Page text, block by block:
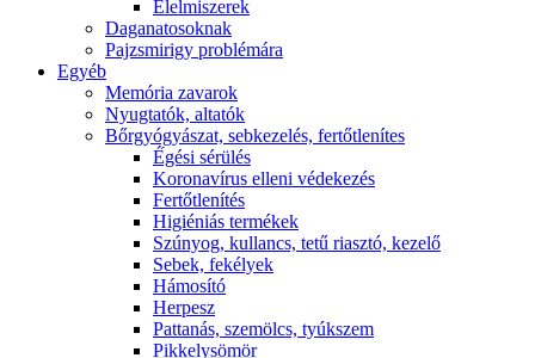
É́lelmiszerek
Daganatosoknak
Pajzsmirigy problémára
Egyéb
Memória zavarok
Nyugtatók, altatók
Bőrgyógyászat, sebkezelés, fertőtlenítes
É́gési sérülés
Koronavírus elleni védekezés
Fertőtlenítés
Higiéniás termékek
Szúnyog, kullancs, tetű riasztó, kezelő
Sebek, fekélyek
Hámosító
Herpesz
Pattanás, szemölcs, tyúkszem
Pikkelysömör